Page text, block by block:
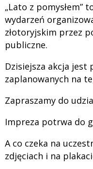
„Lato z pomysłem”
wydarzeń
złotoryjskim przez
publiczne.
Dzisiejsza akcja jest
zaplanowanych na
Zapraszamy do
Impreza potrwa do
A co czeka na
zdjęciach i na